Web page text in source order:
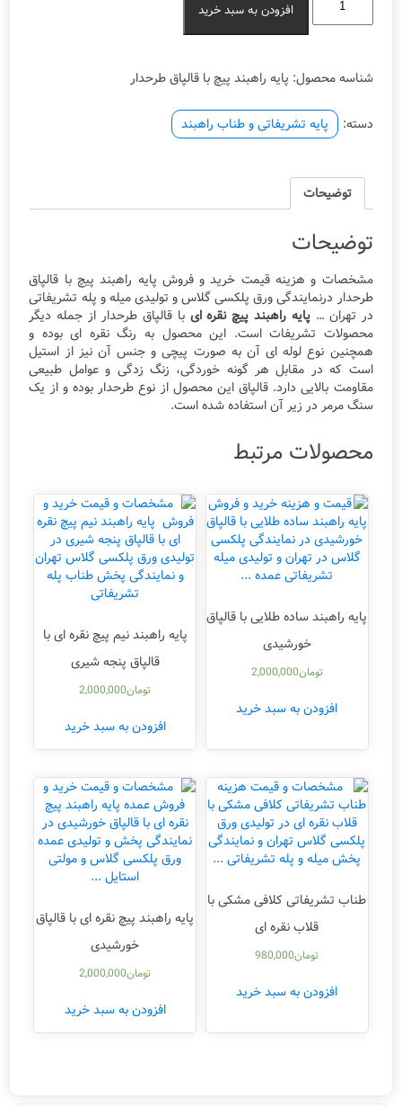
راهبند
پیچ
طرحدار
افزودن به سبد خرید
شناسه محصول: پایه راهبند پیچ با قالپاق طرحدار
دسته: پایه تشریفاتی و طناب راهبند
توضیحات
توضیحات
مشخصات و هزینه قیمت خرید و فروش پایه راهبند پیچ با قالپاق
طرحدار درنمایندگی ورق پلکسی گلاس و تولیدی میله و پله تشریفاتی
در تهران …پایه راهبند پیچ نقره ای با قالپاق طرحدار از جمله دیگر
محصولات تشریفات است. این محصول به رنگ نقره ای بوده و
همچنین نوع لوله ای آن به صورت پیچی و جنس آن نیز از استیل
است که در مقابل هر گونه خوردگی، زنگ زدگی و عوامل طبیعی
مقاومت بالایی دارد. قالپاق این محصول از نوع طرحدار بوده و از یک
سنگ مرمر در زیر آن استفاده شده است.
محصولات مرتبط
پایه راهبند ساده طلایی با قالپاق
خورشیدی
تومان2,000,000
افزودن به سبد خرید
پایه راهبند نیم پیچ نقره ای با
قالپاق پنجه شیری
تومان2,000,000
افزودن به سبد خرید
طناب تشریفاتی کلافی مشکی با
قلاب نقره ای
تومان980,000
افزودن به سبد خرید
پایه راهبند پیچ نقره ای با قالپاق
خورشیدی
تومان2,000,000
افزودن به سبد خرید